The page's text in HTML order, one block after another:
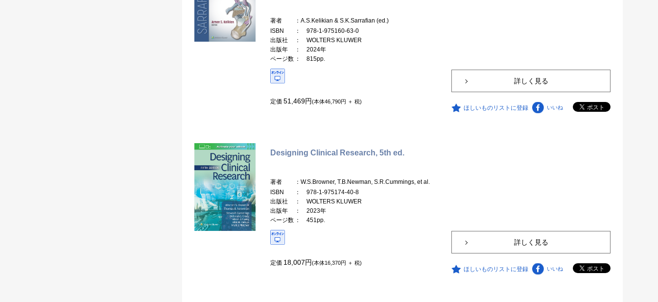
著者
：A.S.Kelikian & S.K.Sarrafian (ed.)
ISBN
： 978-1-975160-63-0
出版社
： WOLTERS KLUWER
出版年
： 2024年
ページ数 ： 815pp.
定価 51,469円(本体46,790円 ＋ 税)
詳しく見る
ほしいものリストに登録 いいね
Designing Clinical Research, 5th ed.
著者
：W.S.Browner, T.B.Newman, S.R.Cummings, et al.
ISBN
： 978-1-975174-40-8
出版社
： WOLTERS KLUWER
出版年
： 2023年
ページ数 ： 451pp.
定価 18,007円(本体16,370円 ＋ 税)
詳しく見る
ほしいものリストに登録 いいね